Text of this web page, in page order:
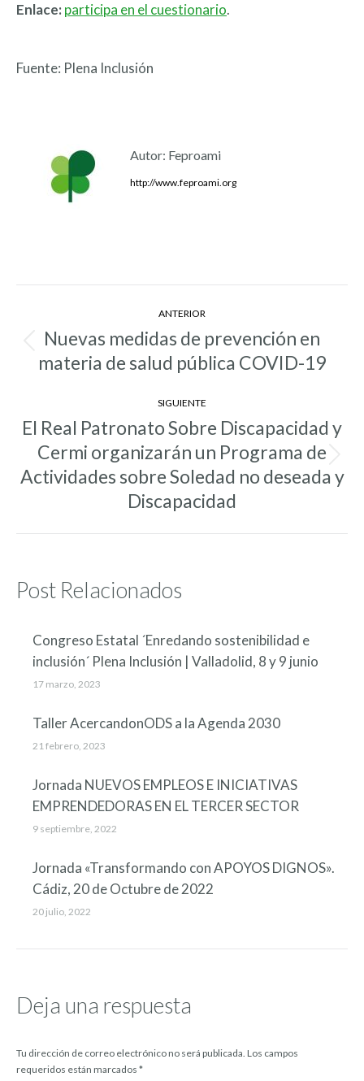
Enlace: participa en el cuestionario.
Fuente: Plena Inclusión
Autor: Feproami
http://www.feproami.org
Navegación
entre
entradas
ANTERIOR
Entrada
anterior:
Nuevas medidas de prevención en
materia de salud pública COVID-19
SIGUIENTE
Entrada
siguiente:
El Real Patronato Sobre Discapacidad y
Cermi organizarán un Programa de
Actividades sobre Soledad no deseada y
Discapacidad
Post Relacionados
Congreso Estatal ´Enredando sostenibilidad e
inclusión´ Plena Inclusión | Valladolid, 8 y 9 junio
17 marzo, 2023
Taller AcercandonODS a la Agenda 2030
21 febrero, 2023
Jornada NUEVOS EMPLEOS E INICIATIVAS
EMPRENDEDORAS EN EL TERCER SECTOR
9 septiembre, 2022
Jornada «Transformando con APOYOS DIGNOS».
Cádiz, 20 de Octubre de 2022
20 julio, 2022
Deja una respuesta
Tu dirección de correo electrónico no será publicada. Los campos
requeridos están marcados *